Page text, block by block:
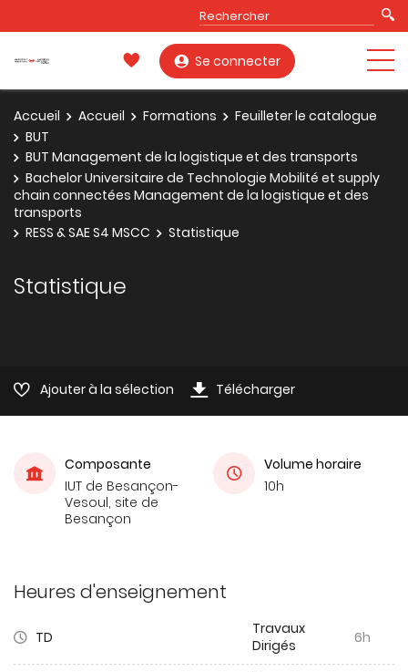
Se connecter
Accueil Accueil Formations
Feuilleter le catalogue
BUT
BUT Management de la logistique et des transports
Bachelor Universitaire de Technologie Mobilité et supply
chain connectées Management de la logistique et des
transports
RESS & SAE S4 MSCC
Statistique
Statistique
Ajouter à la sélection Télécharger
Composante
IUT de Besançon-
Vesoul, site de
Besançon
Volume horaire
10h
Heures d'enseignement
TD
Travaux
Dirigés
6h